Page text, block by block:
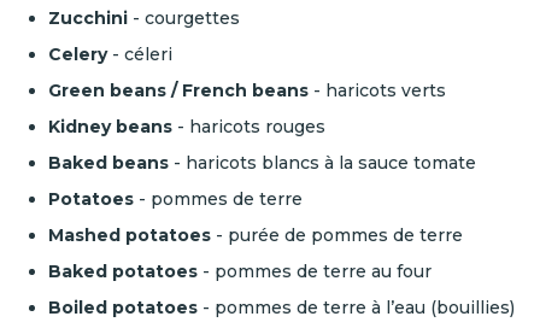
Zucchini - courgettes
Celery - céleri
Green beans / French beans - haricots verts
Kidney beans - haricots rouges
Baked beans - haricots blancs à la sauce tomate
Potatoes - pommes de terre
Mashed potatoes - purée de pommes de terre
Baked potatoes - pommes de terre au four
Boiled potatoes - pommes de terre à l’eau (bouillies)